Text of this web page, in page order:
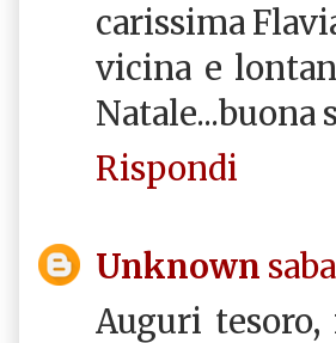
carissima
vicina e
Natale...buona
Rispondi
Unknown
Auguri